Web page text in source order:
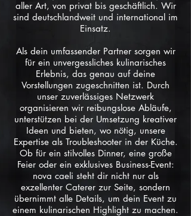
aller Art, von privat bis geschäftlich. Wir
sind deutschlandweit und international im
Einsatz.
Als dein umfassender Partner sorgen wir
für ein unvergessliches kulinarisches
Erlebnis, das genau auf deine
Vorstellungen zugeschnitten ist. Durch
unser zuverlässiges Netzwerk
organisieren wir reibungslose Abläufe,
unterstützen bei der Umsetzung kreativer
Ideen und bieten, wo nötig, unsere
Expertise als Troubleshooter in der Küche.
Ob für ein stilvolles Dinner, eine große
Feier oder ein exklusives Business-Event:
nova caeli steht dir nicht nur als
exzellenter Caterer zur Seite, sondern
übernimmt alle Details, um dein Event zu
einem kulinarischen Highlight zu machen.